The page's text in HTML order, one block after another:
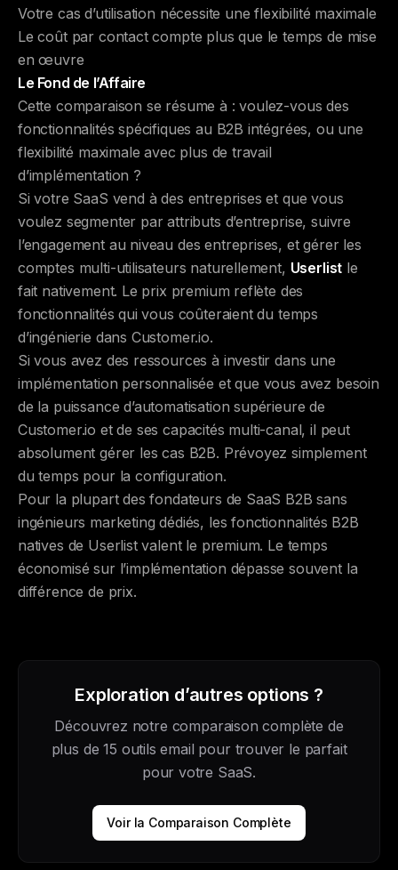
Votre cas d’utilisation nécessite une flexibilité maximale
Le coût par contact compte plus que le temps de mise
en œuvre
Le Fond de l’Affaire
Cette comparaison se résume à : voulez-vous des
fonctionnalités spécifiques au B2B intégrées, ou une
flexibilité maximale avec plus de travail
d’implémentation ?
Si votre SaaS vend à des entreprises et que vous
voulez segmenter par attributs d’entreprise, suivre
l’engagement au niveau des entreprises, et gérer les
comptes multi-utilisateurs naturellement, Userlist le
fait nativement. Le prix premium reflète des
fonctionnalités qui vous coûteraient du temps
d’ingénierie dans Customer.io.
Si vous avez des ressources à investir dans une
implémentation personnalisée et que vous avez besoin
de la puissance d’automatisation supérieure de
Customer.io et de ses capacités multi-canal, il peut
absolument gérer les cas B2B. Prévoyez simplement
du temps pour la configuration.
Pour la plupart des fondateurs de SaaS B2B sans
ingénieurs marketing dédiés, les fonctionnalités B2B
natives de Userlist valent le premium. Le temps
économisé sur l’implémentation dépasse souvent la
différence de prix.
Exploration d’autres options ?
Découvrez notre comparaison complète de
plus de 15 outils email pour trouver le parfait
pour votre SaaS.
Voir la Comparaison Complète